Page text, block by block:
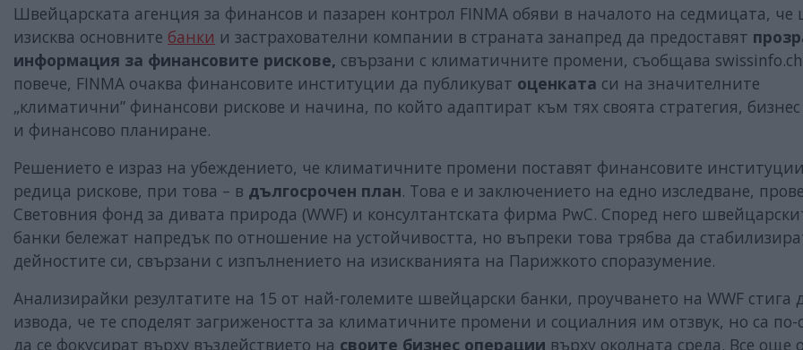
Швейцарската агенция за финансов и пазарен контрол FINMA обяви в началото на седмицата, че
изисква основните банки и застрахователни компании в страната занапред да предоставят
информация за финансовите рискове, свързани с климатичните промени, съобщава
повече, FINMA очаква финансовите институции да публикуват оценката си на значителните
„климатични” финансови рискове и начина, по който адаптират към тях своята стратегия,
и финансово планиране.
Решението е израз на убеждението, че климатичните промени поставят финансовите
редица рискове, при това – в дългосрочен план. Това е и заключението на едно изследване,
Световния фонд за дивата природа (WWF) и консултантската фирма PwC. Според него
банки бележат напредък по отношение на устойчивостта, но въпреки това трябва да
дейностите си, свързани с изпълнението на изискванията на Парижкото споразумение.
Анализирайки резултатите на 15 от най-големите швейцарски банки, проучването на WWF стига
извода, че те споделят загрижеността за климатичните промени и социалния им отзвук, но са
да се фокусират върху въздействието на своите бизнес операции върху околната среда. Все още